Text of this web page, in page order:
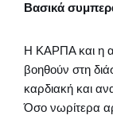
Βασικά
Η ΚΑΡΠΑ και η
βοηθούν στη
καρδιακή και
Όσο νωρίτερα